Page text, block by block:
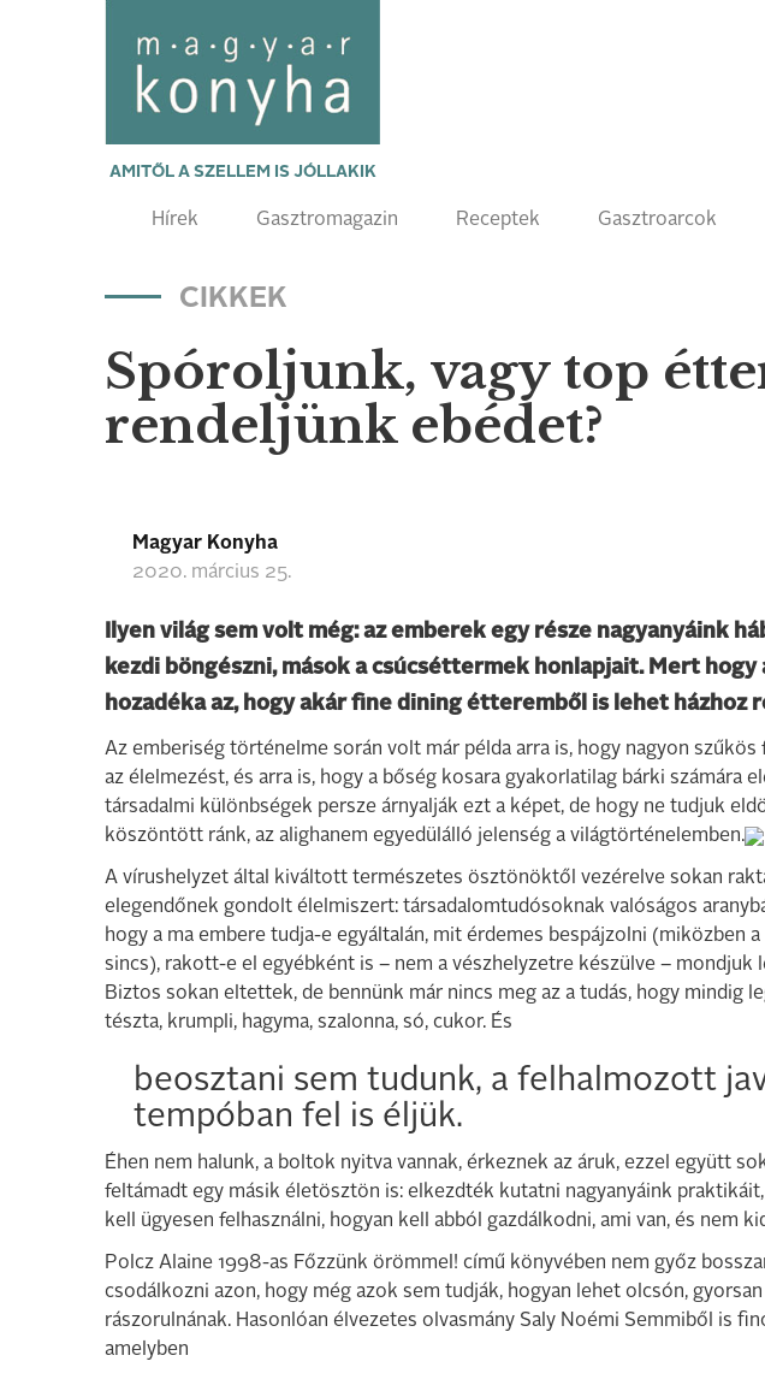
AMITŐL A SZELLEM IS JÓLLAKIK
Hírek Gasztromagazin Receptek Gasztroarcok
CIKKEK
Spóroljunk, vagy top
rendeljünk ebédet?
Magyar Konyha
2020. március 25.
Ilyen világ sem volt még: az emberek egy része nagyanyáink
kezdi böngészni, mások a csúcséttermek honlapjait. Mert
hozadéka az, hogy akár fine dining étteremből is lehet házhoz
Az emberiség történelme során volt már példa arra is, hogy nagyon
az élelmezést, és arra is, hogy a bőség kosara gyakorlatilag bárki számára
társadalmi különbségek persze árnyalják ezt a képet, de hogy ne tudjuk
köszöntött ránk, az alighanem egyedülálló jelenség a világtörténelemben.
A vírushelyzet által kiváltott természetes ösztönöktől vezérelve sokan
elegendőnek gondolt élelmiszert: társadalomtudósoknak valóságos
hogy a ma embere tudja-e egyáltalán, mit érdemes bespájzolni (miközben
sincs), rakott-e el egyébként is – nem a vészhelyzetre készülve – mondjuk
Biztos sokan eltettek, de bennünk már nincs meg az a tudás, hogy mindig
tészta, krumpli, hagyma, szalonna, só, cukor. És
beosztani sem tudunk, a felhalmozott
tempóban fel is éljük.
Éhen nem halunk, a boltok nyitva vannak, érkeznek az áruk, ezzel együtt
feltámadt egy másik életösztön is: elkezdték kutatni nagyanyáink
kell ügyesen felhasználni, hogyan kell abból gazdálkodni, ami van, és nem
Polcz Alaine 1998-as Főzzünk örömmel! című könyvében nem győz
csodálkozni azon, hogy még azok sem tudják, hogyan lehet olcsón,
rászorulnának. Hasonlóan élvezetes olvasmány Saly Noémi Semmiből is
amelyben